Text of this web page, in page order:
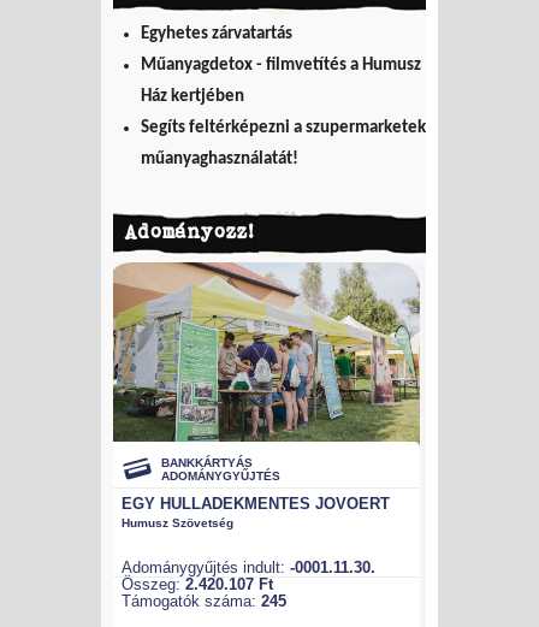
Egyhetes zárvatartás
Műanyagdetox - filmvetítés a Humusz
Ház kertjében
Segíts feltérképezni a szupermarketek
műanyaghasználatát!
Adományozz!